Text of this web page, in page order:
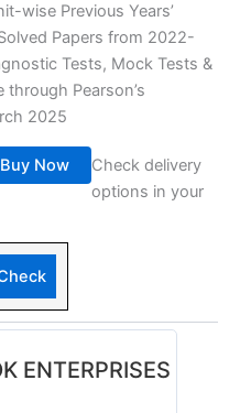
wise Previous Years’
Papers from 2022-
Tests, Mock Tests &
Pearson’s
2025
Buy Now
Check delivery
options in your
ENTERPRISES